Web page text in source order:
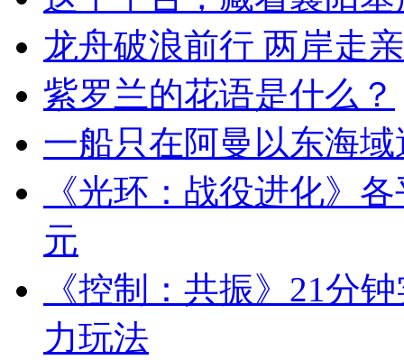
龙舟破浪前行 两岸走
紫罗兰的花语是什么？
一船只在阿曼以东海
《光环：战役进化》
元
《控制：共振》21分
力玩法